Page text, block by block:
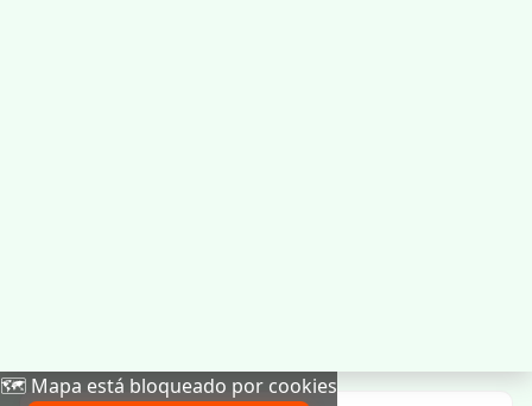
🗺️ Mapa está bloqueado por cookies